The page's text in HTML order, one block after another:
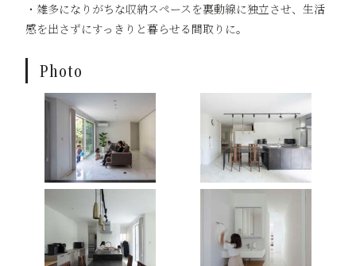
・雑多になりがちな収納スペースを裏動線に独立させ、生活
感を出さずにすっきりと暮らせる間取りに。
Photo